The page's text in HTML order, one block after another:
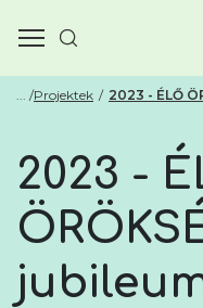
Projektek 2023 - ÉLŐ
2023 -